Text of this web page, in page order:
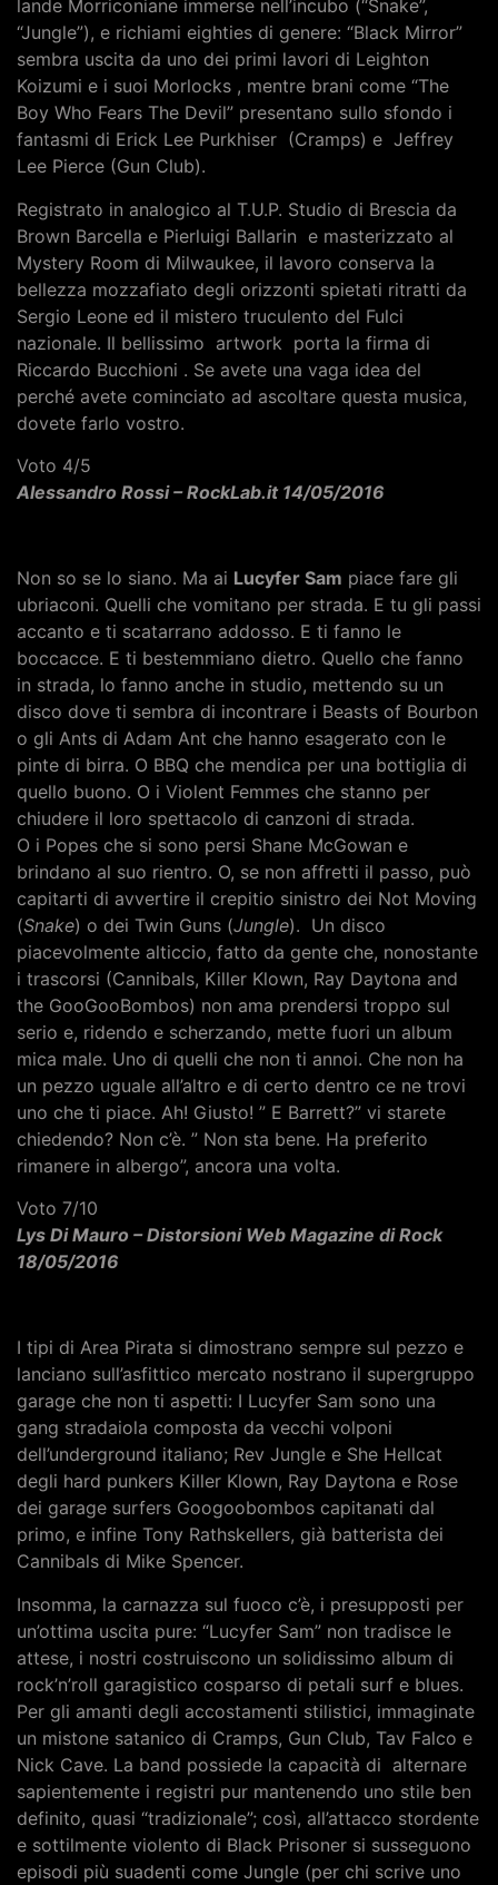
lande Morriconiane immerse nell’incubo (“Snake”,
“Jungle”), e richiami eighties di genere: “Black Mirror”
sembra uscita da uno dei primi lavori di Leighton
Koizumi e i suoi Morlocks , mentre brani come “The
Boy Who Fears The Devil” presentano sullo sfondo i
fantasmi di Erick Lee Purkhiser (Cramps) e Jeffrey
Lee Pierce (Gun Club).
Registrato in analogico al T.U.P. Studio di Brescia da
Brown Barcella e Pierluigi Ballarin e masterizzato al
Mystery Room di Milwaukee, il lavoro conserva la
bellezza mozzafiato degli orizzonti spietati ritratti da
Sergio Leone ed il mistero truculento del Fulci
nazionale. Il bellissimo artwork porta la firma di
Riccardo Bucchioni . Se avete una vaga idea del
perché avete cominciato ad ascoltare questa musica,
dovete farlo vostro.
Voto 4/5
Alessandro Rossi – RockLab.it 14/05/2016
Non so se lo siano. Ma ai Lucyfer Sam piace fare gli
ubriaconi. Quelli che vomitano per strada. E tu gli passi
accanto e ti scatarrano addosso. E ti fanno le
boccacce. E ti bestemmiano dietro. Quello che fanno
in strada, lo fanno anche in studio, mettendo su un
disco dove ti sembra di incontrare i Beasts of Bourbon
o gli Ants di Adam Ant che hanno esagerato con le
pinte di birra. O BBQ che mendica per una bottiglia di
quello buono. O i Violent Femmes che stanno per
chiudere il loro spettacolo di canzoni di strada.
O i Popes che si sono persi Shane McGowan e
brindano al suo rientro. O, se non affretti il passo, può
capitarti di avvertire il crepitio sinistro dei Not Moving
(Snake) o dei Twin Guns (Jungle). Un disco
piacevolmente alticcio, fatto da gente che, nonostante
i trascorsi (Cannibals, Killer Klown, Ray Daytona and
the GooGooBombos) non ama prendersi troppo sul
serio e, ridendo e scherzando, mette fuori un album
mica male. Uno di quelli che non ti annoi. Che non ha
un pezzo uguale all’altro e di certo dentro ce ne trovi
uno che ti piace. Ah! Giusto! ” E Barrett?” vi starete
chiedendo? Non c’è. ” Non sta bene. Ha preferito
rimanere in albergo”, ancora una volta.
Voto 7/10
Lys Di Mauro – Distorsioni Web Magazine di Rock
18/05/2016
I tipi di Area Pirata si dimostrano sempre sul pezzo e
lanciano sull’asfittico mercato nostrano il supergruppo
garage che non ti aspetti: I Lucyfer Sam sono una
gang stradaiola composta da vecchi volponi
dell’underground italiano; Rev Jungle e She Hellcat
degli hard punkers Killer Klown, Ray Daytona e Rose
dei garage surfers Googoobombos capitanati dal
primo, e infine Tony Rathskellers, già batterista dei
Cannibals di Mike Spencer.
Insomma, la carnazza sul fuoco c’è, i presupposti per
un’ottima uscita pure: “Lucyfer Sam” non tradisce le
attese, i nostri costruiscono un solidissimo album di
rock’n’roll garagistico cosparso di petali surf e blues.
Per gli amanti degli accostamenti stilistici, immaginate
un mistone satanico di Cramps, Gun Club, Tav Falco e
Nick Cave. La band possiede la capacità di alternare
sapientemente i registri pur mantenendo uno stile ben
definito, quasi “tradizionale”; così, all’attacco stordente
e sottilmente violento di Black Prisoner si susseguono
episodi più suadenti come Jungle (per chi scrive uno